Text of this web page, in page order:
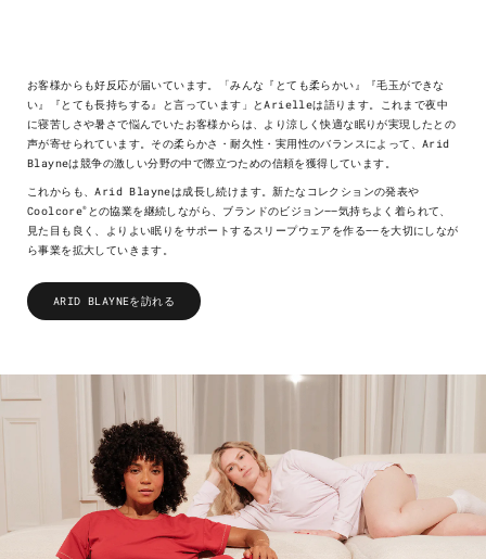
お客様からも好反応が届いています。「みんな『とても柔らかい』『毛玉ができな
い』『とても長持ちする』と言っています」とArielleは語ります。これまで夜中
に寝苦しさや暑さで悩んでいたお客様からは、より涼しく快適な眠りが実現したとの
声が寄せられています。その柔らかさ・耐久性・実用性のバランスによって、Arid
Blayneは競争の激しい分野の中で際立つための信頼を獲得しています。
これからも、Arid Blayneは成長し続けます。新たなコレクションの発表や
Coolcore® との協業を継続しながら、ブランドのビジョン——気持ちよく着られて、
見た目も良く、よりよい眠りをサポートするスリープウェアを作る——を大切にしなが
ら事業を拡大していきます。
ARID BLAYNEを訪れる